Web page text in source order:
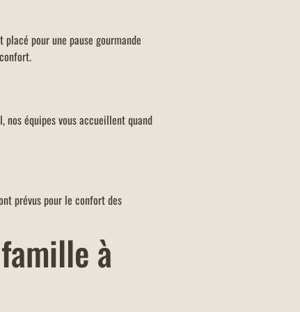
pour une pause gourmande
équipes vous accueillent quand
prévus pour le confort des
à